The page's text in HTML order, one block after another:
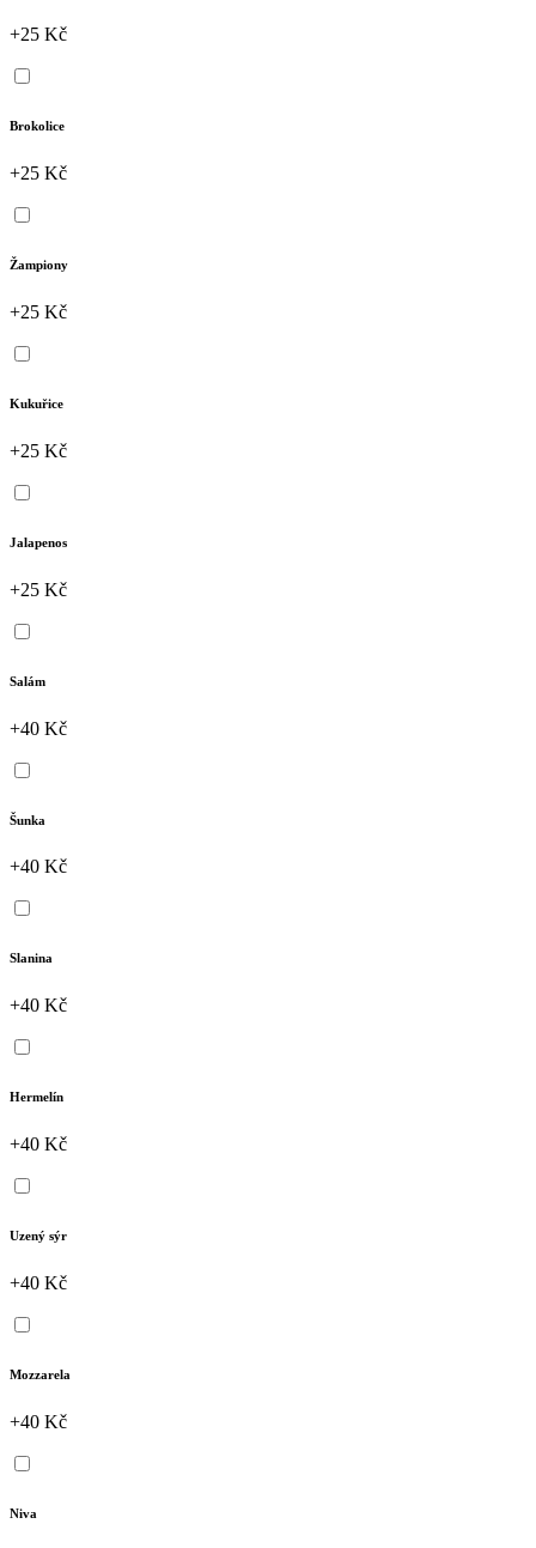
+25 Kč
Brokolice
+25 Kč
Žampiony
+25 Kč
Kukuřice
+25 Kč
Jalapenos
+25 Kč
Salám
+40 Kč
Šunka
+40 Kč
Slanina
+40 Kč
Hermelín
+40 Kč
Uzený sýr
+40 Kč
Mozzarela
+40 Kč
Niva